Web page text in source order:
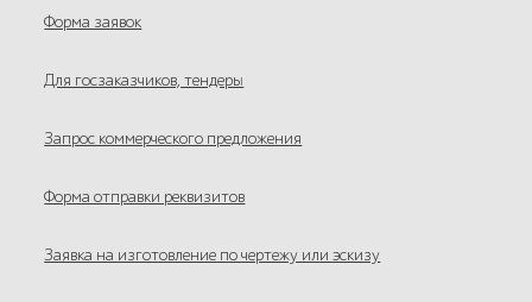
Форма заявок
Для госзаказчиков, тендеры
Запрос коммерческого предложения
Форма отправки реквизитов
Заявка на изготовление по чертежу или эскизу